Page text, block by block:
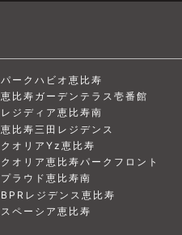
パークハビオ恵比寿
恵比寿ガーデンテラス壱番館
レジディア恵比寿南
恵比寿三田レジデンス
クオリアYz恵比寿
クオリア恵比寿パークフロント
プラウド恵比寿南
BPRレジデンス恵比寿
スペーシア恵比寿